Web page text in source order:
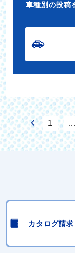
車種別の投稿
1 …
カタログ請求